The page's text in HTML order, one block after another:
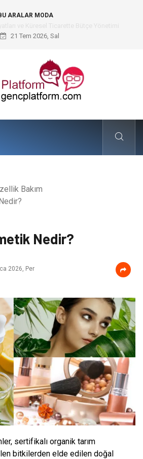
ARALAR MODA
21 Tem 2026, Sal
Bakım
Nedir?
2026, Per
sertifikalı organik tarım
bitkilerden elde edilen doğal